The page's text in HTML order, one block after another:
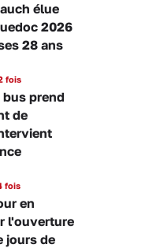
élue
2026
28 ans
fois
bus prend
de
fois
en
l'ouverture
jours de